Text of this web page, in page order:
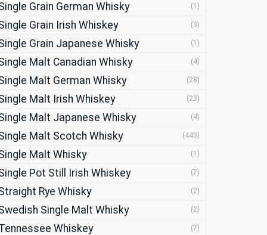
Grain German Whisky (1)
Grain Irish Whiskey (3)
Grain Japanese Whisky (1)
Malt Canadian Whisky (4)
Malt German Whisky (28)
Malt Irish Whiskey (23)
Malt Japanese Whisky (4)
Malt Scotch Whisky (443)
Malt Whisky (1)
Pot Still Irish Whiskey (7)
Rye Whisky (2)
Single Malt Whisky (2)
Whiskey (7)